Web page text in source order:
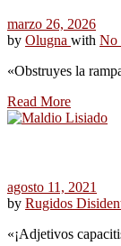
marzo 26, 2026
by Olugna with No
«Obstruyes la
Read More
agosto 11, 2021
by Rugidos
«¡Adjetivos